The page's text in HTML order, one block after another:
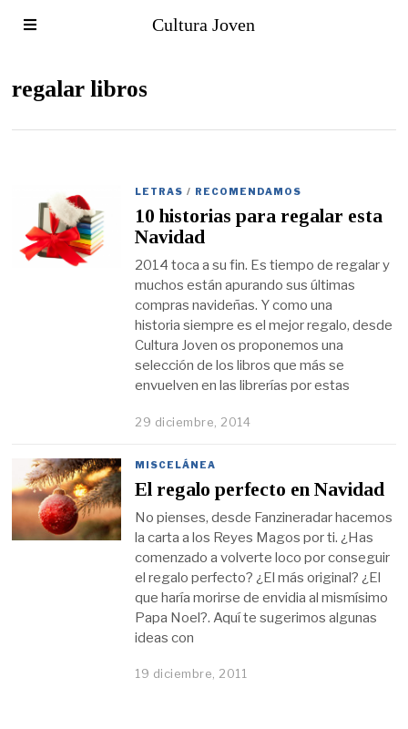
Cultura Joven
regalar libros
LETRAS / RECOMENDAMOS
10 historias para regalar esta
Navidad
2014 toca a su fin. Es tiempo de regalar y
muchos están apurando sus últimas
compras navideñas. Y como una
historia siempre es el mejor regalo, desde
Cultura Joven os proponemos una
selección de los libros que más se
envuelven en las librerías por estas
29 diciembre, 2014
MISCELÁNEA
El regalo perfecto en Navidad
No pienses, desde Fanzineradar hacemos
la carta a los Reyes Magos por ti. ¿Has
comenzado a volverte loco por conseguir
el regalo perfecto? ¿El más original? ¿El
que haría morirse de envidia al mismísimo
Papa Noel?. Aquí te sugerimos algunas
ideas con
19 diciembre, 2011